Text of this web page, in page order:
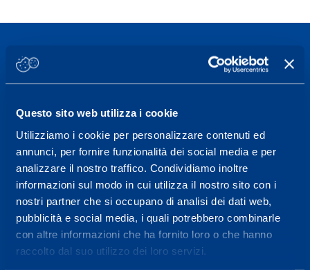
Questo sito web utilizza i cookie
Utilizziamo i cookie per personalizzare contenuti ed
annunci, per fornire funzionalità dei social media e per
analizzare il nostro traffico. Condividiamo inoltre
informazioni sul modo in cui utilizza il nostro sito con i
nostri partner che si occupano di analisi dei dati web,
pubblicità e social media, i quali potrebbero combinarle
con altre informazioni che ha fornito loro o che hanno
raccolto dal suo utilizzo dei loro servizi.
21057 Olgiate Olona (Varese) Italia.
Per prenotare una visita o avere ulteriori
informazioni: telefonare allo +39 0331 575757 da
lunedì a venerdì 9.30-12.30 e 14.30-17.30.
ORARI DI APERTURA RECEPTION
Da Lunedì al Venerdì
08.30 - 18.30